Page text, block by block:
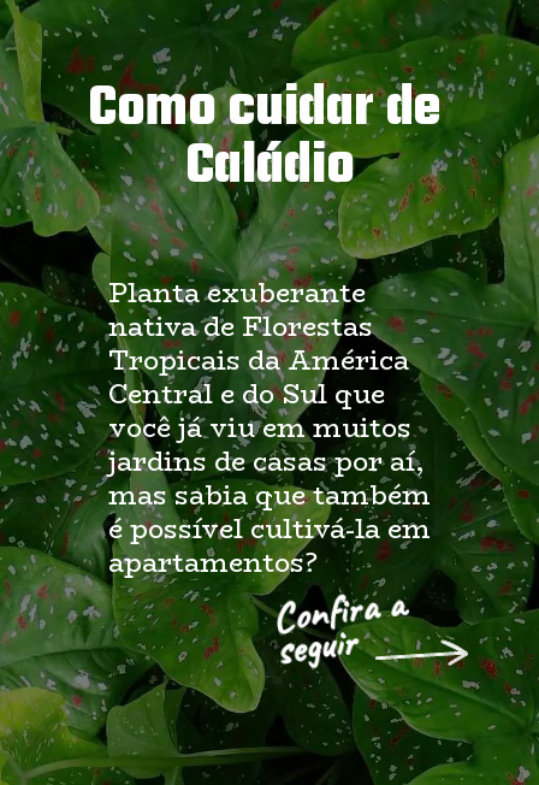
Como cuidar de
Caládio
Planta exuberante
nativa de Florestas
Tropicais da América
Central e do Sul que
você já viu em muitos
jardins de casas por aí,
mas sabia que também
é possível cultivá-la em
apartamentos?
Confira a
seguir